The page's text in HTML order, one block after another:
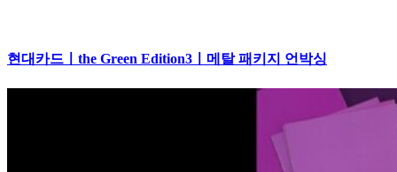
현대카드ㅣthe Green Edition3ㅣ메탈 패키지 언박싱